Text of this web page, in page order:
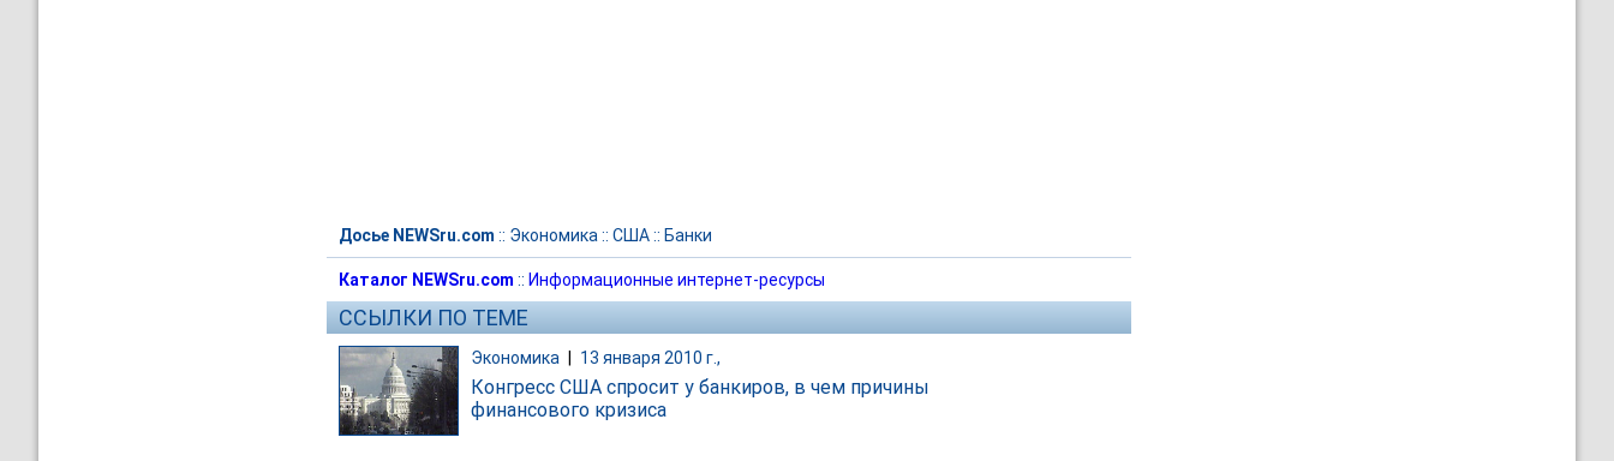
Досье NEWSru.com :: Экономика :: США:: Банки
Каталог NEWSru.com :: Информационные интернет-ресурсы
ССЫЛКИ ПО ТЕМЕ
Экономика 13 января 2010 г.,
Конгресс США спросит у банкиров, в чем причины
финансового кризиса